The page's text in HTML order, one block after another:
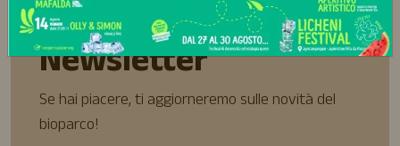
Iscriviti alla
Newsletter
Se hai piacere, ti aggiorneremo sulle novità del
bioparco!